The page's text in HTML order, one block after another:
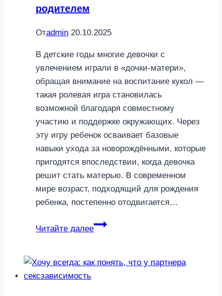
родителем
Отadmin 20.10.2025
В детские годы многие девочки с
увлечением играли в «дочки-матери»,
обращая внимание на воспитание кукол —
такая ролевая игра становилась
возможной благодаря совместному
участию и поддержке окружающих. Через
эту игру ребенок осваивает базовые
навыки ухода за новорождёнными, которые
пригодятся впоследствии, когда девочка
решит стать матерью. В современном
мире возраст, подходящий для рождения
ребенка, постепенно отодвигается…
Читайте далее
Как
вы